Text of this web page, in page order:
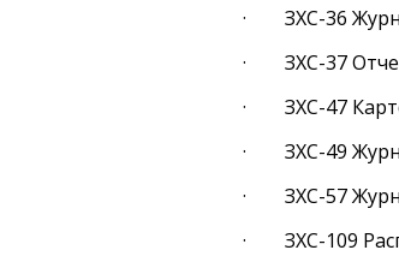
· ЗХС-36
· ЗХС-37 Отчет
· ЗХС-47
· ЗХС-49
· ЗХС-57
· ЗХС-109